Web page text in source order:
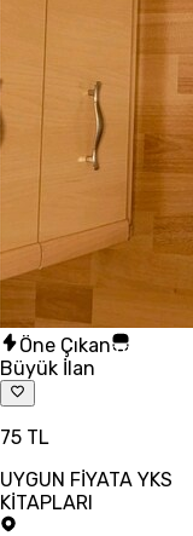
Öne Çıkan
Büyük İlan
75 TL
UYGUN FİYATA YKS
KİTAPLARI